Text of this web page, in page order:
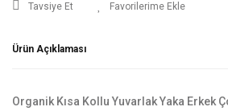
Tavsiye Et
Ürün Açıklaması
Organik Kısa Kollu Yuvarlak Yaka Erkek